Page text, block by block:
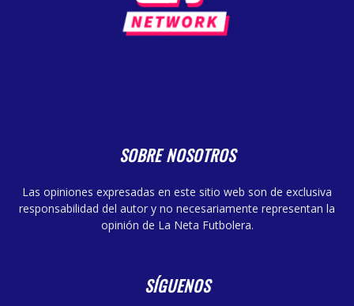
SOBRE NOSOTROS
Las opiniones expresadas en este sitio web son de exclusiva
responsabilidad del autor y no necesariamente representan la
opinión de La Neta Futbolera.
SÍGUENOS